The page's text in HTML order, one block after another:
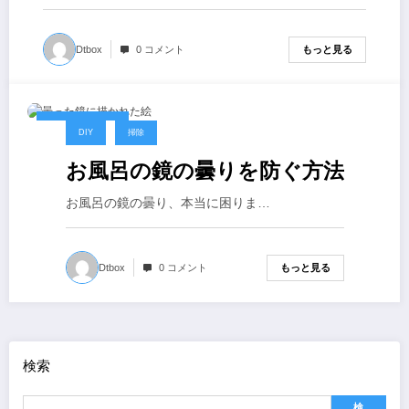
Dtbox 0 コメント もっと見る
2024年9月12日
DIY 掃除
お風呂の鏡の曇りを防ぐ方法
お風呂の鏡の曇り、本当に困りま…
Dtbox 0 コメント もっと見る
検索